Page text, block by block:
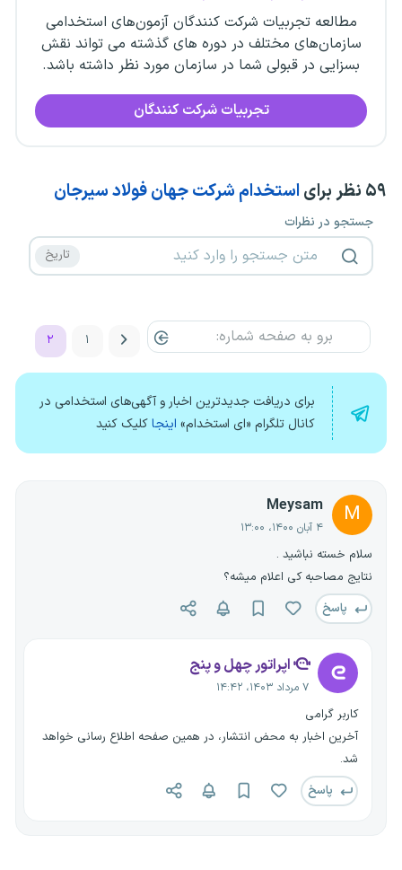
مطالعه تجربیات شرکت کنندگان آزمون‌های استخدامی
سازمان‌های مختلف در دوره های گذشته می تواند نقش
بسزایی در قبولی شما در سازمان مورد نظر داشته باشد.
تجربیات شرکت کنندگان
۵۹ نظر برای استخدام شرکت جهان فولاد سیرجان
جستجو در نظرات
۱ ۲
برای دریافت جدیدترین اخبار و آگهی‌های استخدامی در
کانال تلگرام «ای استخدام» اینجاکلیک کنید
M
Meysam
۴ آبان ۱۴۰۰، ۱۳:۰۰
سلام خسته نباشید .
نتایج مصاحبه کی اعلام میشه؟
پاسخ
اپراتور چهل و پنج
۷ مرداد ۱۴۰۳، ۱۴:۴۲
کاربر گرامی
آخرین اخبار به محض انتشار، در همین صفحه اطلاع رسانی خواهد
شد.
پاسخ